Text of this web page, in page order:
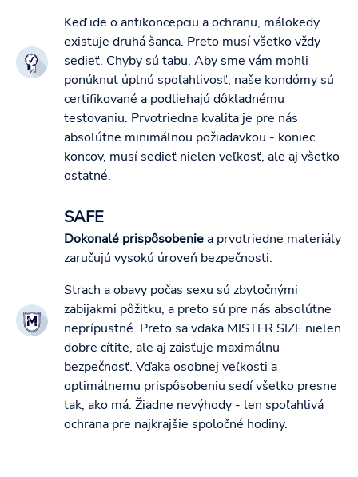
Keď ide o antikoncepciu a ochranu, málokedy
existuje druhá šanca. Preto musí všetko vždy
sedieť. Chyby sú tabu. Aby sme vám mohli
ponúknuť úplnú spoľahlivosť, naše kondómy sú
certifikované a podliehajú dôkladnému
testovaniu. Prvotriedna kvalita je pre nás
absolútne minimálnou požiadavkou - koniec
koncov, musí sedieť nielen veľkosť, ale aj všetko
ostatné.
SAFE
Dokonalé prispôsobeniea prvotriedne materiály
zaručujú vysokú úroveň bezpečnosti.
Strach a obavy počas sexu sú zbytočnými
zabijakmi pôžitku, a preto sú pre nás absolútne
neprípustné. Preto sa vďaka MISTER SIZE nielen
dobre cítite, ale aj zaisťuje maximálnu
bezpečnosť. Vďaka osobnej veľkosti a
optimálnemu prispôsobeniu sedí všetko presne
tak, ako má. Žiadne nevýhody - len spoľahlivá
ochrana pre najkrajšie spoločné hodiny.